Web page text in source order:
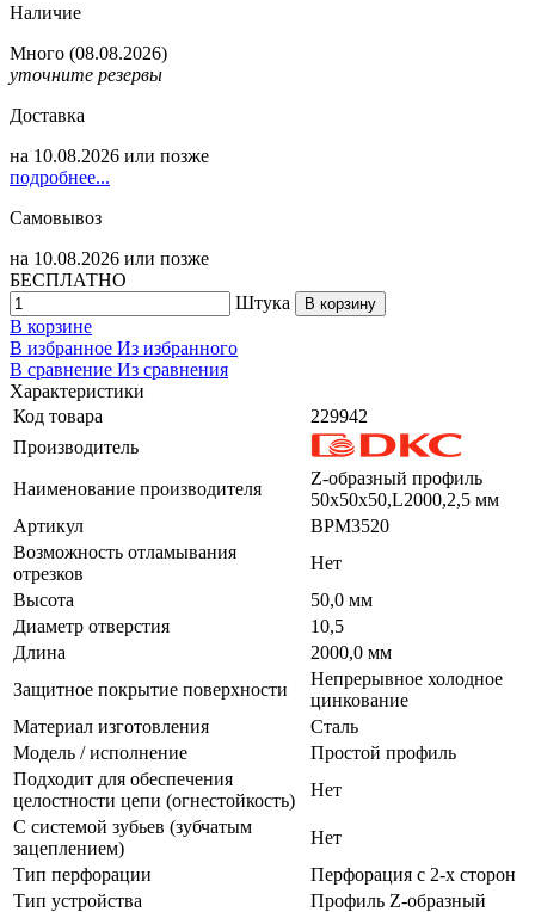
Наличие
Много (08.08.2026)
уточните резервы
Доставка
на 10.08.2026 или позже
подробнее...
Самовывоз
на 10.08.2026 или позже
БЕСПЛАТНО
Штука
В корзину
В корзине
В избранное Из избранного
В сравнение Из сравнения
Характеристики
Код товара
229942
Производитель
Наименование производителя
Z-образный профиль
50х50х50,L2000,2,5 мм
Артикул
BPM3520
Возможность отламывания
отрезков
Нет
Высота
50,0 мм
Диаметр отверстия
10,5
Длина
2000,0 мм
Защитное покрытие поверхности
Непрерывное холодное
цинкование
Материал изготовления
Сталь
Модель / исполнение
Простой профиль
Подходит для обеспечения
целостности цепи (огнестойкость)
Нет
С системой зубьев (зубчатым
зацеплением)
Нет
Тип перфорации
Перфорация с 2-х сторон
Тип устройства
Профиль Z-образный